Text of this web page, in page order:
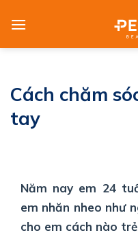
Cách chăm
tay
Năm nay em 24
em nhăn nheo như
cho em cách nào